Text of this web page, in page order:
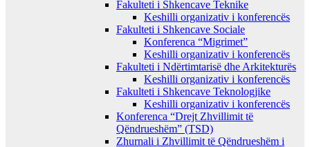
Fakulteti i Shkencave Teknike
Keshilli organizativ i konferencës
Fakulteti i Shkencave Sociale
Konferenca “Migrimet”
Keshilli organizativ i konferencës
Fakulteti i Ndërtimtarisë dhe Arkitekturës
Keshilli organizativ i konferencës
Fakulteti i Shkencave Teknologjike
Keshilli organizativ i konferencës
Konferenca “Drejt Zhvillimit të
Qëndrueshëm” (TSD)
Zhurnali i Zhvillimit të Qëndrueshëm i